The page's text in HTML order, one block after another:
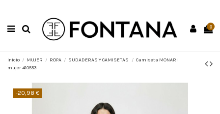
0
Inicio MUJER ROPA SUDADERAS Y CAMISETAS
Camiseta MONARI
mujer 410553
-20,98 €